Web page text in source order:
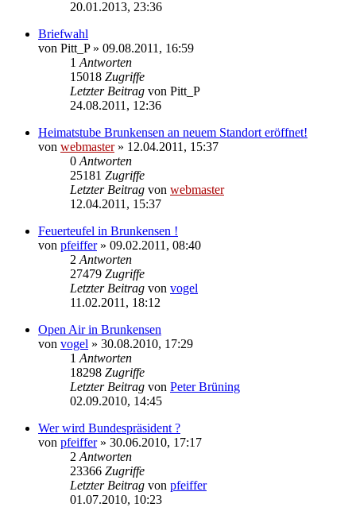
20.01.2013, 23:36
Briefwahl
von Pitt_P» 09.08.2011, 16:59
1 Antworten
15018 Zugriffe
Letzter Beitrag von Pitt_P
24.08.2011, 12:36
Heimatstube Brunkensen an neuem Standort eröffnet!
von webmaster» 12.04.2011, 15:37
0 Antworten
25181 Zugriffe
Letzter Beitrag von webmaster
12.04.2011, 15:37
Feuerteufel in Brunkensen !
von pfeiffer» 09.02.2011, 08:40
2 Antworten
27479 Zugriffe
Letzter Beitrag von vogel
11.02.2011, 18:12
Open Air in Brunkensen
von vogel » 30.08.2010, 17:29
1 Antworten
18298 Zugriffe
Letzter Beitrag von Peter Brüning
02.09.2010, 14:45
Wer wird Bundespräsident ?
von pfeiffer» 30.06.2010, 17:17
2 Antworten
23366 Zugriffe
Letzter Beitrag von pfeiffer
01.07.2010, 10:23